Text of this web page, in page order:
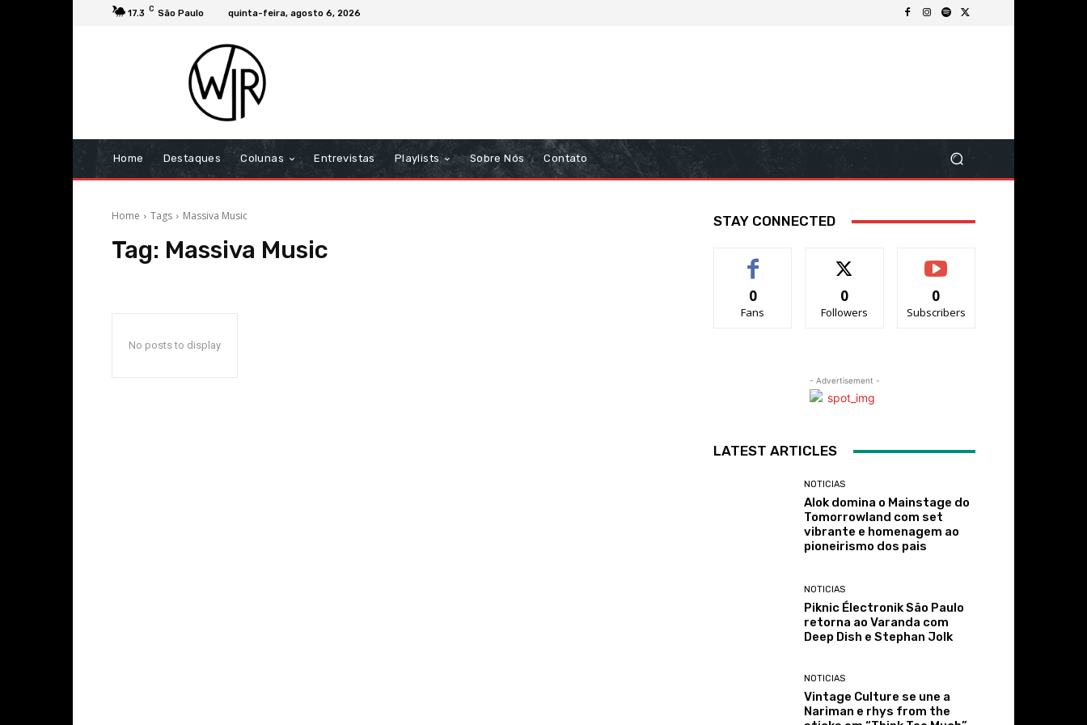
17.3 C São Paulo quinta-feira, agosto 6, 2026
Home Destaques Colunas Entrevistas Playlists Sobre Nós Contato
Home Tags Massiva Music
Tag: Massiva Music
No posts to display
STAY CONNECTED
0
Fans
0
Followers
0
Subscribers
- Advertisement -
LATEST ARTICLES
NOTICIAS
Alok domina o Mainstage do
Tomorrowland com set
vibrante e homenagem ao
pioneirismo dos pais
NOTICIAS
Piknic Électronik São Paulo
retorna ao Varanda com
Deep Dish e Stephan Jolk
NOTICIAS
Vintage Culture se une a
Nariman e rhys from the